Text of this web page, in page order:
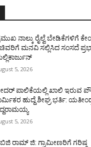
ನಾಲ್ಕು ರೈಲ್ವೆ ಬೇಡಿಕೆಗಳಿಗೆ
ಮನವಿ ಸಲ್ಲಿಸಿದ ಸಂಸದೆ
5, 2026
ಪಾಲಿಕೆಯಲ್ಲಿ ಖಾಲಿ ಇರುವ
ಹುದ್ದೆ ಶೀಘ್ರ ಭರ್ತಿ:
5, 2026
ರಾಮ್ ಜಿ: ಗ್ರಾಮೀಣರಿಗೆ ಗರಿಷ್ಠ